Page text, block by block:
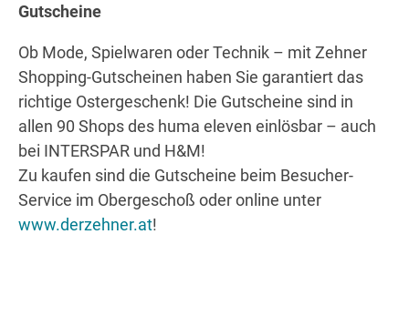
Gutscheine
Ob Mode, Spielwaren oder Technik – mit Zehner
Shopping-Gutscheinen haben Sie garantiert das
richtige Ostergeschenk! Die Gutscheine sind in
allen 90 Shops des huma eleven einlösbar – auch
bei INTERSPAR und H&M!
Zu kaufen sind die Gutscheine beim Besucher-
Service im Obergeschoß oder online unter
www.derzehner.at!